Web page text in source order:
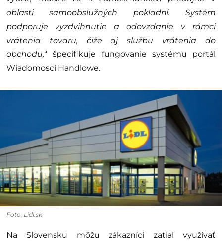
oblasti samoobslužných pokladní. Systém
podporuje vyzdvihnutie a odovzdanie v rámci
vrátenia tovaru, čiže aj službu vrátenia do
obchodu,“ špecifikuje fungovanie systému portál
Wiadomosci Handlowe.
Foto: Lidl.sk
Na Slovensku môžu zákazníci zatiaľ využívať